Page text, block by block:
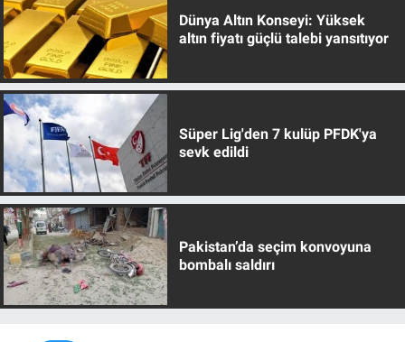
Dünya Altın Konseyi: Yüksek
altın fiyatı güçlü talebi yansıtıyor
Süper Lig'den 7 kulüp PFDK'ya
sevk edildi
Pakistan’da seçim konvoyuna
bombalı saldırı